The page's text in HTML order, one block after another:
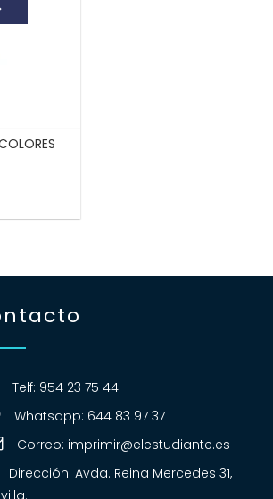
Telf: 954 23 75 44
Whatsapp: 644 83 97 37
Correo: imprimir@elestudiante.es
Dirección: Avda. Reina Mercedes 31,